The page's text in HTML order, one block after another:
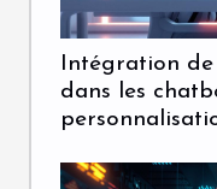
Intégration
dans les